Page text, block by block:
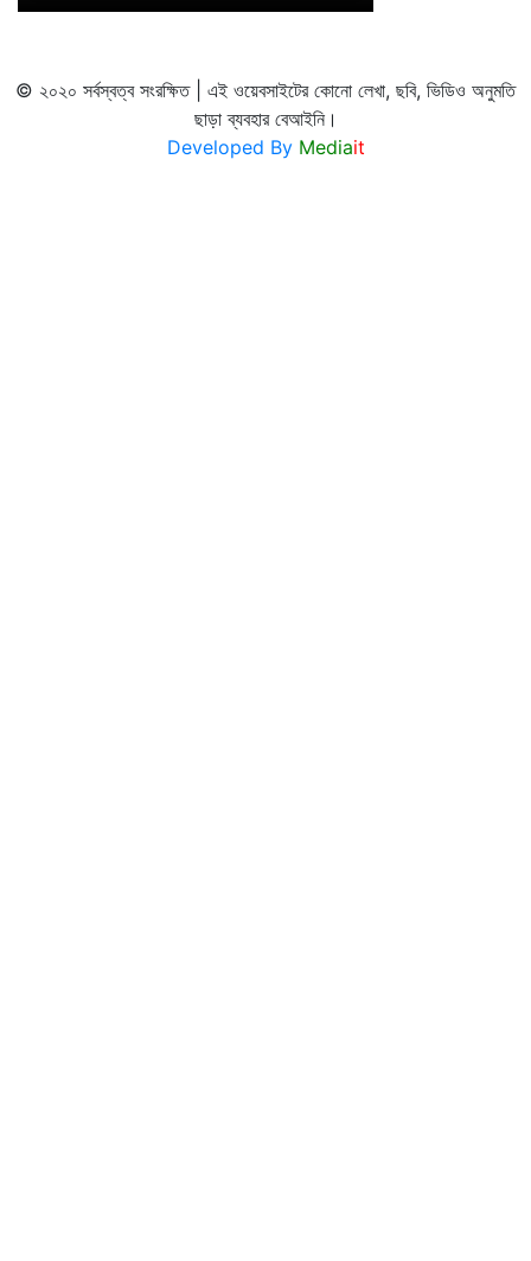
© ২০২০ সর্বস্বত্ব সংরক্ষিত | এই ওয়েবসাইটের কোনো লেখা, ছবি, ভিডিও অনুমতি
ছাড়া ব্যবহার বেআইনি।
Developed By Mediait